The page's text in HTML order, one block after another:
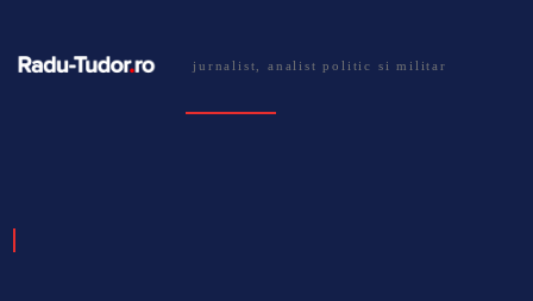
jurnalist, analist politic si militar